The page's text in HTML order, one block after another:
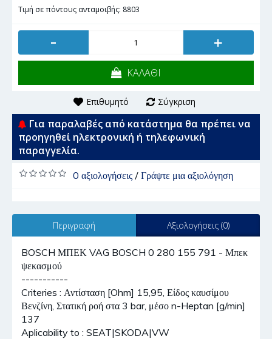
Τιμή σε πόντους ανταμοιβής: 8803
- +
ΚΑΛΑΘΙ
Επιθυμητό Σύγκριση
Για παραλαβές από κατάστημα θα πρέπει να
προηγηθεί ηλεκτρονική ή τηλεφωνική
παραγγελία.
0 αξιολογήσεις/ Γράψτε μια αξιολόγηση
Περιγραφή Αξιολογήσεις (0)
BOSCH ΜΠΕΚ VAG BOSCH 0 280 155 791 - Μπεκ
ψεκασμού
-----------
Criteries : Αντίσταση [Ohm] 15,95, Είδος καυσίμου
Βενζίνη, Στατική ροή στα 3 bar, μέσο n-Heptan [g/min]
137
Aplicability to : SEAT|SKODA|VW